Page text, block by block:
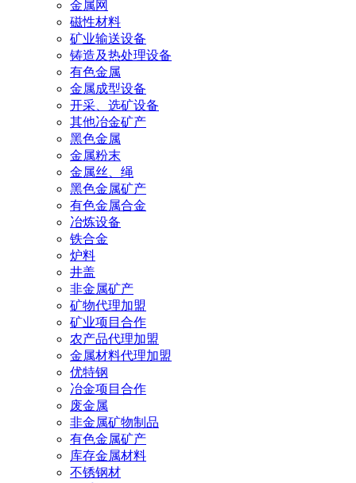
金属网
磁性材料
矿业输送设备
铸造及热处理设备
有色金属
金属成型设备
开采、选矿设备
其他冶金矿产
黑色金属
金属粉末
金属丝、绳
黑色金属矿产
有色金属合金
冶炼设备
铁合金
炉料
井盖
非金属矿产
矿物代理加盟
矿业项目合作
农产品代理加盟
金属材料代理加盟
优特钢
冶金项目合作
废金属
非金属矿物制品
有色金属矿产
库存金属材料
不锈钢材